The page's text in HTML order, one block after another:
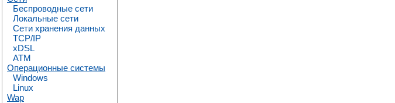
Беспроводные сети
Локальные сети
Сети хранения данных
TCP/IP
xDSL
ATM
Операционные системы
Windows
Linux
Wap